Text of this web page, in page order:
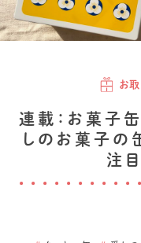
お
連載：お菓子
しのお菓子
注